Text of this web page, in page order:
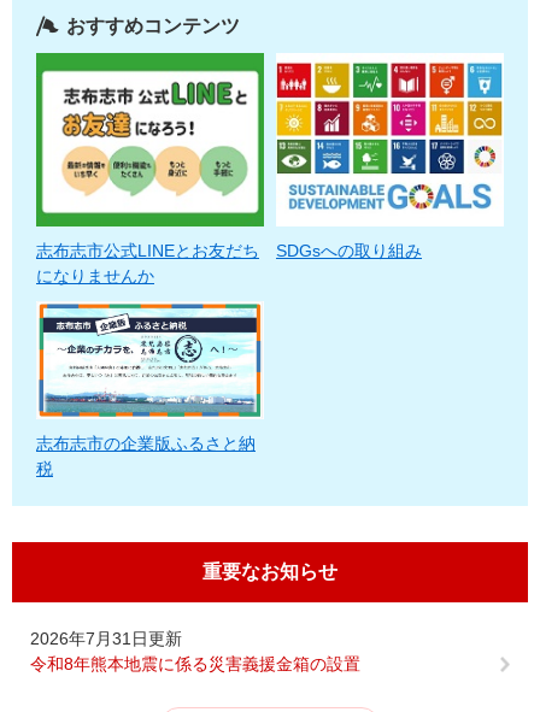
おすすめコンテンツ
志布志市公式LINEとお友だち
になりませんか
SDGsへの取り組み
志布志市の企業版ふるさと納
税
重要なお知らせ
2026年7月31日更新
令和8年熊本地震に係る災害義援金箱の設置